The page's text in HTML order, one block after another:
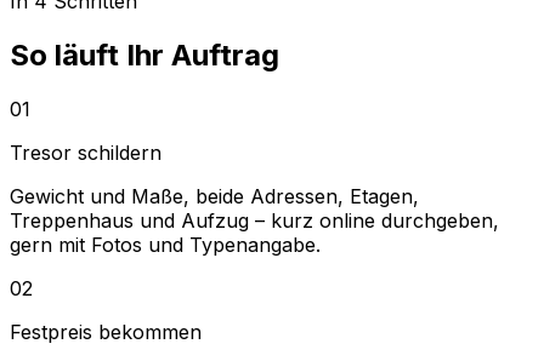
So läuft Ihr Auftrag
01
Tresor schildern
Gewicht und Maße, beide Adressen, Etagen,
Treppenhaus und Aufzug – kurz online durchgeben,
gern mit Fotos und Typenangabe.
02
Festpreis bekommen